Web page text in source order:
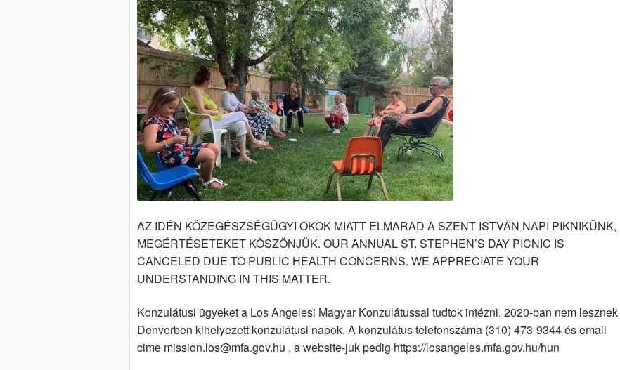
AZ IDÉN KÖZEGÉSZSÉGÜGYI OKOK MIATT ELMARAD A SZENT ISTVÁN NAPI PIKNIKÜNK,
MEGÉRTÉSETEKET KÖSZÖNJÜK. OUR ANNUAL ST. STEPHEN’S DAY PICNIC IS
CANCELED DUE TO PUBLIC HEALTH CONCERNS. WE APPRECIATE YOUR
UNDERSTANDING IN THIS MATTER.
Konzulátusi ügyeket a Los Angelesi Magyar Konzulátussal tudtok intézni. 2020-ban nem lesznek
Denverben kihelyezett konzulátusi napok. A konzulátus telefonszáma (310) 473-9344 és email
cime mission.los@mfa.gov.hu , a website-juk pedig https://losangeles.mfa.gov.hu/hun